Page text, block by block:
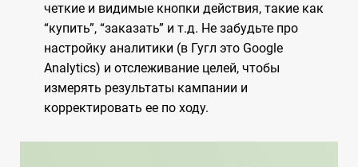
четкие и видимые кнопки действия, такие как
“купить”, “заказать” и т.д. Не забудьте про
настройку аналитики (в Гугл это Google
Analytics) и отслеживание целей, чтобы
измерять результаты кампании и
корректировать ее по ходу.